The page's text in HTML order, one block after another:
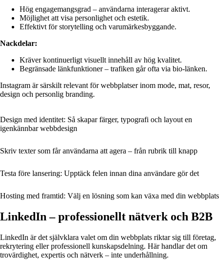
Hög engagemangsgrad – användarna interagerar aktivt.
Möjlighet att visa personlighet och estetik.
Effektivt för storytelling och varumärkesbyggande.
Nackdelar:
Kräver kontinuerligt visuellt innehåll av hög kvalitet.
Begränsade länkfunktioner – trafiken går ofta via bio-länken.
Instagram är särskilt relevant för webbplatser inom mode, mat, resor,
design och personlig branding.
Design med identitet: Så skapar färger, typografi och layout en
igenkännbar webbdesign
Skriv texter som får användarna att agera – från rubrik till knapp
Testa före lansering: Upptäck felen innan dina användare gör det
Hosting med framtid: Välj en lösning som kan växa med din webbplats
LinkedIn – professionellt nätverk och B2B
LinkedIn är det självklara valet om din webbplats riktar sig till företag,
rekrytering eller professionell kunskapsdelning. Här handlar det om
trovärdighet, expertis och nätverk – inte underhållning.